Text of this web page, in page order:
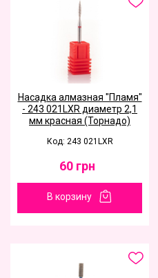
Насадка алмазная "Пламя"
- 243 021LXR диаметр 2,1
мм красная (Торнадо)
Код: 243 021LXR
60 грн
В корзину